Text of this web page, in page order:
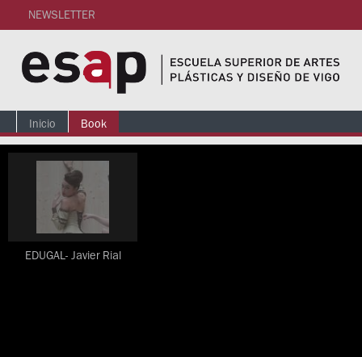
NEWSLETTER
Inicio Book
EDUGAL- Javier Rial